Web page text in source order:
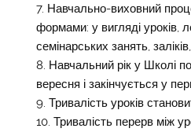
Навчально-виховний
формами: у вигляді уроків,
семінарських занять,
Навчальний рік у Школі
вересня і закінчується у
Тривалість уроків
Тривалість перерв між